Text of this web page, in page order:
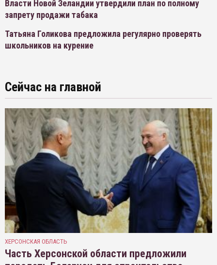
Власти Новой Зеландии утвердили план по полному
запрету продажи табака
Татьяна Голикова предложила регулярно проверять
школьников на курение
Сейчас на главной
ХЕРСОНСКАЯ ОБЛАСТЬ
Часть Херсонской области предложили